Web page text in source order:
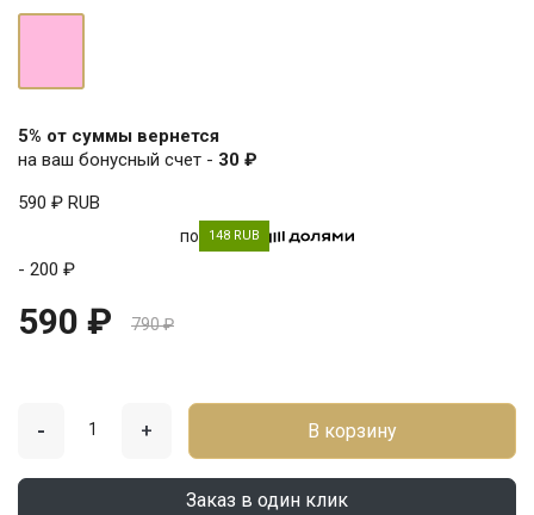
5% от суммы вернется
на ваш бонусный счет - 30 ₽
590 ₽ RUB
по 148 RUB
- 200 ₽
590 ₽ 790 ₽
- + В корзину
Заказ в один клик